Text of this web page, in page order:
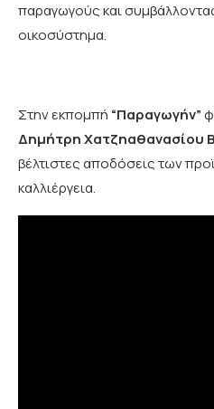
παραγωγούς και
οικοσύστημα.
Στην εκπομπή “Παραγωγήν”
Δημήτρη Χατζηαθανασίου
βέλτιστες αποδόσεις των
καλλιέργεια.